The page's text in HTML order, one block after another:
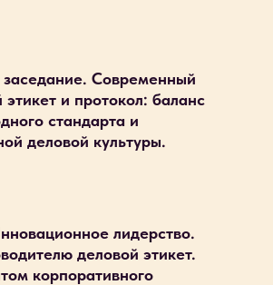
Современный
этикет и протокол: баланс
стандарта и
деловой культуры.
лидерство.
деловой этикет.
корпоративного